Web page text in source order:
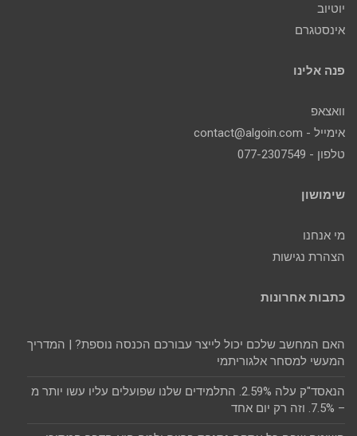
יוטיוב
אינסטגרם
פנה אלינו
וואצאפ
אימייל - contact@algoin.com
טלפון - 077-2307549
שימושון
מי אנחנו
הצהרת נגישות
כתבות אחרונות
האם המחשב שלכם יכול לייצר עבורכם הכנסה נוספת? | המדריך
המעשי למסחר אלגוריתמי
הנאסד"ק עלה 2.59%. התלמידים שלנו שפועלים עליו עשו יותר מ
– 7.5%. וזה רק יום אחד